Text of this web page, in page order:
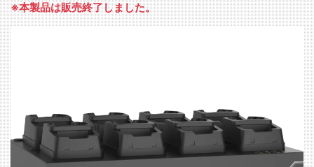
※本製品は販売終了しました。